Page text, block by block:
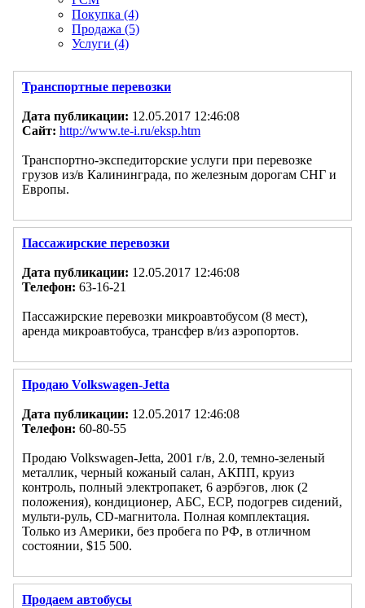
Покупка (4)
Продажа (5)
Услуги (4)
Транспортные перевозки
Дата публикации: 12.05.2017 12:46:08
Сайт: http://www.te-i.ru/eksp.htm
Транспортно-экспедиторские услуги при перевозке
грузов из/в Калининграда, по железным дорогам СНГ и
Европы.
Пассажирские перевозки
Дата публикации: 12.05.2017 12:46:08
Телефон: 63-16-21
Пассажирские перевозки микроавтобусом (8 мест),
аренда микроавтобуса, трансфер в/из аэропортов.
Продаю Volkswagen-Jetta
Дата публикации: 12.05.2017 12:46:08
Телефон: 60-80-55
Продаю Volkswagen-Jetta, 2001 г/в, 2.0, темно-зеленый
металлик, черный кожаный салан, АКПП, круиз
контроль, полный электропакет, 6 аэрбэгов, люк (2
положения), кондиционер, АБС, ECP, подогрев сидений,
мульти-руль, CD-магнитола. Полная комплектация.
Только из Америки, без пробега по РФ, в отличном
состоянии, $15 500.
Продаем автобусы